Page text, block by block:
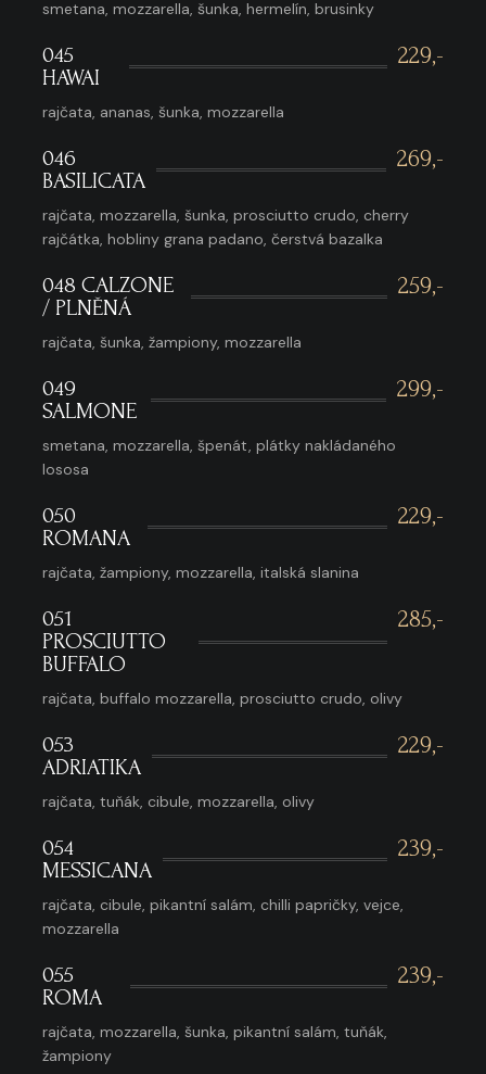
smetana, mozzarella, šunka, hermelín, brusinky
045
HAWAI
229,-
rajčata, ananas, šunka, mozzarella
046
BASILICATA
269,-
rajčata, mozzarella, šunka, prosciutto crudo, cherry
rajčátka, hobliny grana padano, čerstvá bazalka
048 CALZONE
/ PLNĚNÁ
259,-
rajčata, šunka, žampiony, mozzarella
049
SALMONE
299,-
smetana, mozzarella, špenát, plátky nakládaného
lososa
050
ROMANA
229,-
rajčata, žampiony, mozzarella, italská slanina
051
PROSCIUTTO
BUFFALO
285,-
rajčata, buffalo mozzarella, prosciutto crudo, olivy
053
ADRIATIKA
229,-
rajčata, tuňák, cibule, mozzarella, olivy
054
MESSICANA
239,-
rajčata, cibule, pikantní salám, chilli papričky, vejce,
mozzarella
055
ROMA
239,-
rajčata, mozzarella, šunka, pikantní salám, tuňák,
žampiony